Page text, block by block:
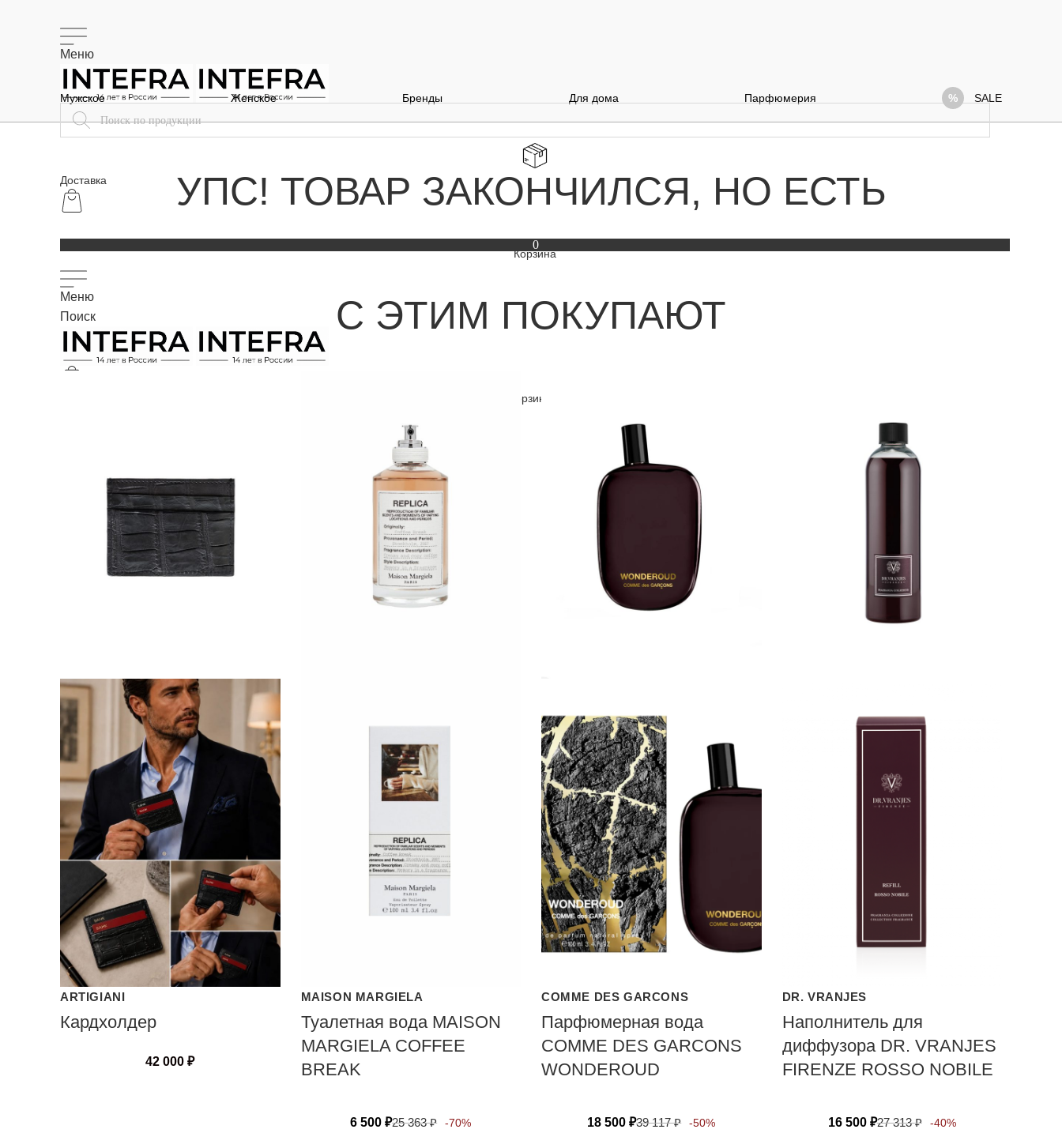
Меню
Доставка
0
Меню
Поиск
Мужское Женское Бренды Для дома Парфюмерия SALE
УПС! ТОВАР ЗАКОНЧИЛСЯ, НО ЕСТЬ
С ЭТИМ ПОКУПАЮТ
ARTIGIANI
Кардхолдер
42 000₽
MAISON MARGIELA
Туалетная вода MAISON
MARGIELA COFFEE
BREAK
6 500₽25 363₽ -70%
COMME DES GARCONS
Парфюмерная вода
COMME DES GARCONS
WONDEROUD
18 500₽39 117₽ -50%
DR. VRANJES
Наполнитель для
диффузора DR. VRANJES
FIRENZE ROSSO NOBILE
16 500 ₽27 313₽ -40%